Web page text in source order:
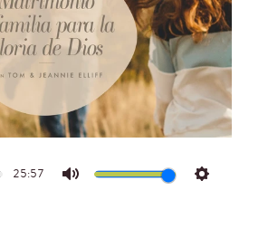
25:57
Mute Settings